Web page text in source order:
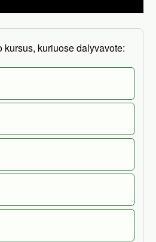
kursus, kuriuose dalyvavote: